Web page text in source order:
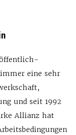
eine sehr
und seit 1992
Allianz hat